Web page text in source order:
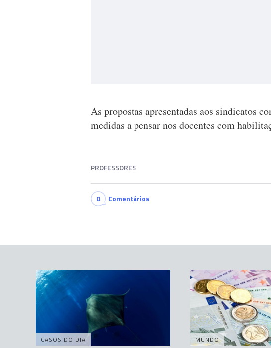
As propostas apresentadas aos sindicatos
medidas a pensar nos docentes com
PROFESSORES
0 Comentários
CASOS DO DIA MUNDO